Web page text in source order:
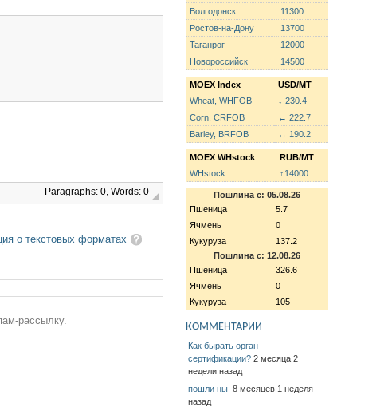
Paragraphs: 0, Words: 0
о текстовых форматах
рассылку.
Волгодонск
11300
Ростов-на-Дону
13700
Таганрог
12000
Новороссийск
14500
MOEX Index
USD/MT
Wheat, WHFOB
↓ 230.4
Corn, CRFOB
↔ 222.7
Barley, BRFOB
↔ 190.2
MOEX WHstock
RUB/MT
WHstock
↑14000
Пошлина с: 05.08.26
Пшеница
5.7
Ячмень
0
Кукуруза
137.2
Пошлина с: 12.08.26
Пшеница
326.6
Ячмень
0
Кукуруза
105
КОММЕНТАРИИ
Как бырать орган
сертификации? 2 месяца 2
недели назад
пошли ны 8 месяцев 1 неделя
назад